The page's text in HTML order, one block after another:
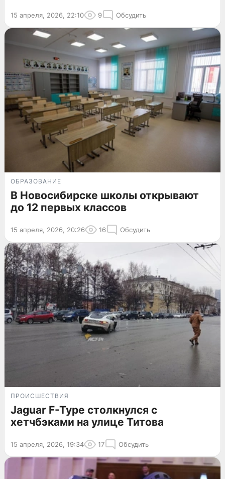
15 апреля, 2026, 22:10 9 Обсудить
ОБРАЗОВАНИЕ
В Новосибирске школы открывают
до 12 первых классов
15 апреля, 2026, 20:26 16 Обсудить
ПРОИСШЕСТВИЯ
Jaguar F-Type столкнулся с
хетчбэками на улице Титова
15 апреля, 2026, 19:34 17 Обсудить